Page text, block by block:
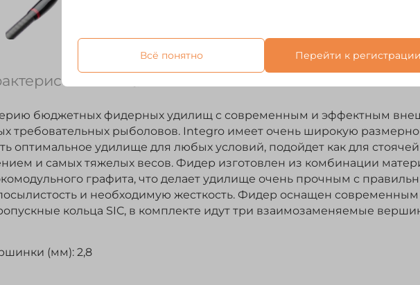
бюджетных фидерных удилищ c современным и эффектным
требовательных рыболовов. Integro имеет очень широкую
оптимальное удилище для любых условий, подойдет как для
и самых тяжелых весов. Фидер изготовлен из комбинации
графита, что делает удилище очень прочным с
и необходимую жесткость. Фидер оснащен современным
кольца SIC, в комплекте идут три взаимозаменяемые
(мм): 2,8
Всё понятно Перейти к регистрации